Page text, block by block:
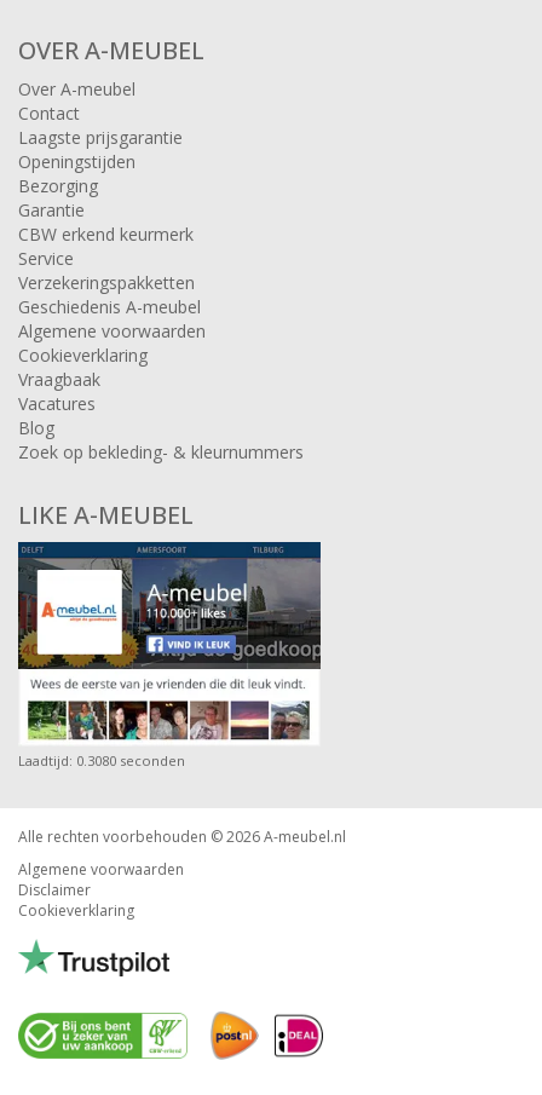
OVER A-MEUBEL
Over A-meubel
Contact
Laagste prijsgarantie
Openingstijden
Bezorging
Garantie
CBW erkend keurmerk
Service
Verzekeringspakketten
Geschiedenis A-meubel
Algemene voorwaarden
Cookieverklaring
Vraagbaak
Vacatures
Blog
Zoek op bekleding- & kleurnummers
LIKE A-MEUBEL
Laadtijd: 0.3080 seconden
Alle rechten voorbehouden © 2026A-meubel.nl
Algemene voorwaarden
Disclaimer
Cookieverklaring